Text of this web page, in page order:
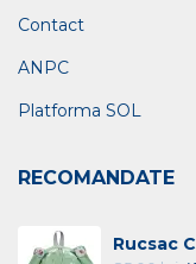
Contact
ANPC
Platforma SOL
RECOMANDATE
Rucsac